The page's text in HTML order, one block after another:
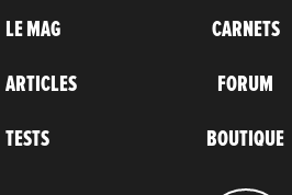
LE MAG
ARTICLES
TESTS
CARNETS
FORUM
BOUTIQUE